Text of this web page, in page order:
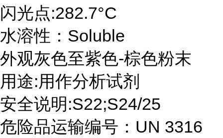
闪光点:282.7°C
水溶性：Soluble
外观灰色至紫色-棕色粉末
用途:用作分析试剂
安全说明:S22;S24/25
危险品运输编号：UN 3316